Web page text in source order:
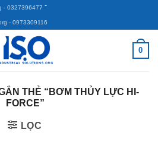
- 0327396477 -
- 0973309116
0
THẺ “BƠM THỦY LỰC HI-
FORCE”
LỌC